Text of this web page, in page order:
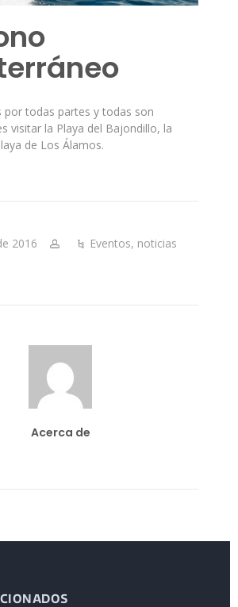
por todas partes y todas son
visitar la Playa del Bajondillo, la
de Los Álamos.
2016 Eventos, noticias
Acerca de